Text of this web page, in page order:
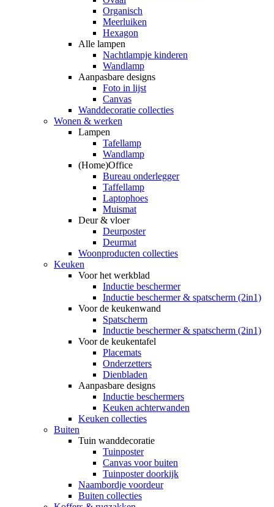
Organisch
Meerluiken
Hexagon
Alle lampen
Nachtlampje kinderen
Wandlamp
Aanpasbare designs
Foto in lijst
Canvas
Wanddecoratie collecties
Wonen & werken
Lampen
Tafellamp
Wandlamp
(Home)Office
Bureau onderlegger
Taffellamp
Laptophoes
Muismat
Deur & vloer
Deurposter
Deurmat
Woonproducten collecties
Keuken
Voor het werkblad
Inductie beschermer
Inductie beschermer & spatscherm (2in1)
Voor de keukenwand
Spatscherm
Inductie beschermer & spatscherm (2in1)
Voor de keukentafel
Placemats
Onderzetters
Dienbladen
Aanpasbare designs
Inductie beschermers
Keuken achterwanden
Keuken collecties
Buiten
Tuin wanddecoratie
Tuinposter
Canvas voor buiten
Tuinposter doorkijk
Naambordje voordeur
Buiten collecties